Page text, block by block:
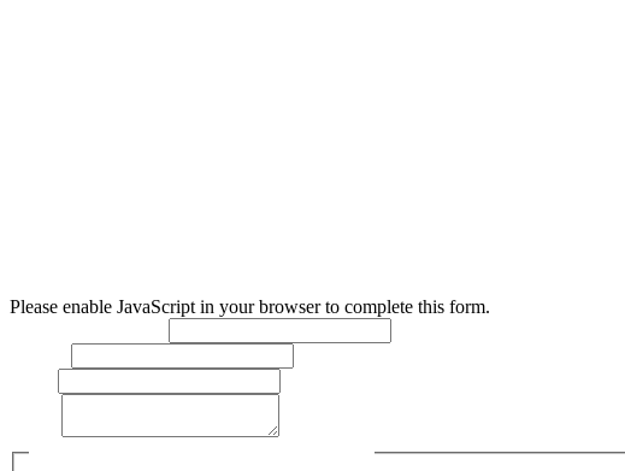
Please enable JavaScript in your browser to complete this form.